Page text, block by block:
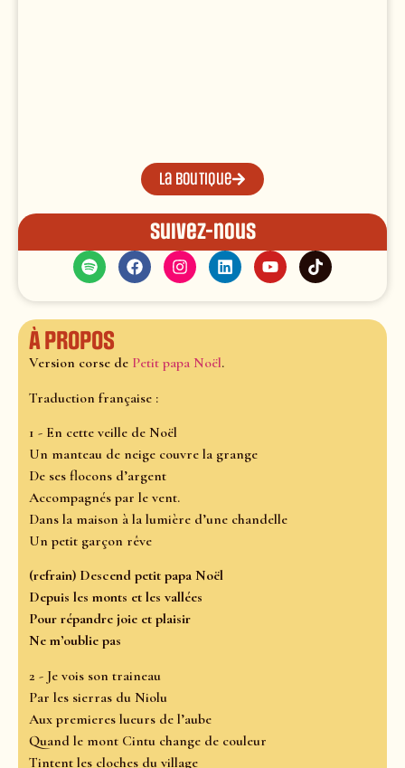
La boutique
Suivez-nous
À propos
Version corse de Petit papa Noël.
Traduction française :
1 - En cette veille de Noël
Un manteau de neige couvre la grange
De ses flocons d’argent
Accompagnés par le vent.
Dans la maison à la lumière d’une chandelle
Un petit garçon rêve
(refrain) Descend petit papa Noël
Depuis les monts et les vallées
Pour répandre joie et plaisir
Ne m’oublie pas
2 - Je vois son traineau
Par les sierras du Niolu
Aux premieres lueurs de l’aube
Quand le mont Cintu change de couleur
Tintent les cloches du village